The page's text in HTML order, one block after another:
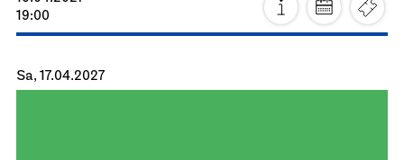
19:00
Sa, 17.04.2027